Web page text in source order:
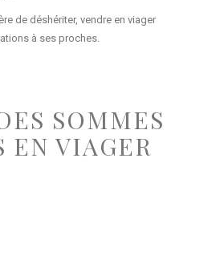
de déshériter, vendre en viager
à ses proches.
SOMMES
EN VIAGER